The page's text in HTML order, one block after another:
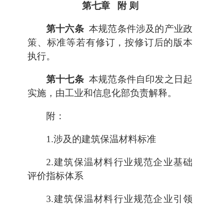
第七章 附 则
第十六条本规范条件涉及的产业政
策、标准等若有修订，按修订后的版本
执行。
第十七条本规范条件自印发之日起
实施，由工业和信息化部负责解释。
附：
1.涉及的建筑保温材料标准
2.建筑保温材料行业规范企业基础
评价指标体系
3.建筑保温材料行业规范企业引领